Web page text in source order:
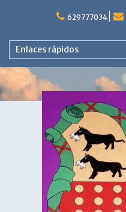
629777034
Enlaces rápidos